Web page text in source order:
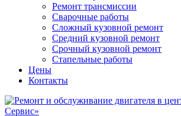
Ремонт трансмиссии
Сварочные работы
Сложный кузовной ремонт
Средний кузовной ремонт
Срочный кузовной ремонт
Стапельные работы
Цены
Контакты